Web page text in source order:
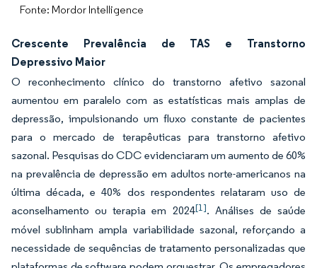
Fonte: Mordor Intelligence
Crescente Prevalência de TAS e Transtorno
Depressivo Maior
O reconhecimento clínico do transtorno afetivo sazonal
aumentou em paralelo com as estatísticas mais amplas de
depressão, impulsionando um fluxo constante de pacientes
para o mercado de terapêuticas para transtorno afetivo
sazonal. Pesquisas do CDC evidenciaram um aumento de 60%
na prevalência de depressão em adultos norte-americanos na
última década, e 40% dos respondentes relataram uso de
aconselhamento ou terapia em 2024[1]. Análises de saúde
móvel sublinham ampla variabilidade sazonal, reforçando a
necessidade de sequências de tratamento personalizadas que